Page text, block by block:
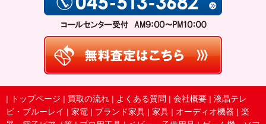
| トップページ | 買取の流れ | よくある質問 | 会社概要 | 液晶テレ
ビ・ブルーレイ | 家電 | ブランド家具 | 家具 | オーディオ機器 | 楽